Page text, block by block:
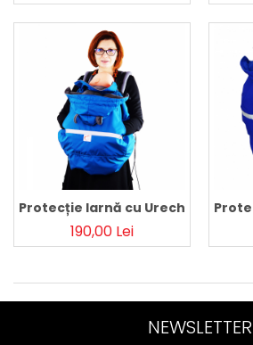
Protecție Iarnă cu Urechi - Petrol/
190,00 Lei
NEWSLETTER